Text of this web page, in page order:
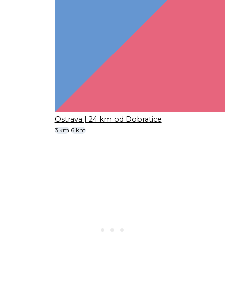
Ostrava | 24 km od Dobratice
3 km 6 km